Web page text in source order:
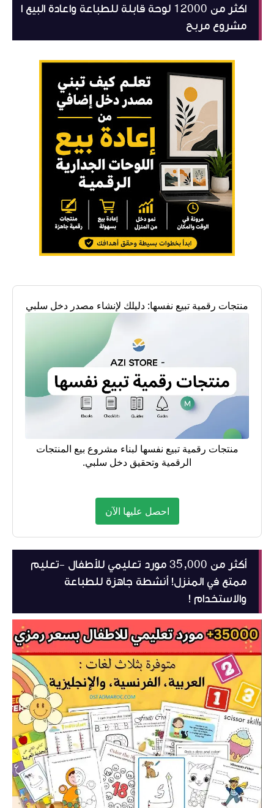
اكثر من 12000 لوحة قابلة للطباعة واعادة البيع ا
مشروع مربح
منتجات رقمية تبيع نفسها: دليلك لإنشاء مصدر دخل سلبي
منتجات رقمية تبيع نفسها لبناء مشروع بيع المنتجات
الرقمية وتحقيق دخل سلبي.
احصل عليها الآن
أكثر من 35,000 مورد تعليمي للأطفال -تعليم
ممتع في المنزل! أنشطة جاهزة للطباعة
والاستخدام !